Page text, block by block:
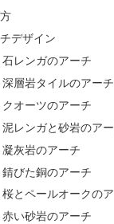
デザイン
石レンガのアーチ
深層岩タイルのアーチ
クオーツのアーチ
泥レンガと砂岩のア
凝灰岩のアーチ
錆びた銅のアーチ
桜とペールオークの
赤い砂岩のアーチ